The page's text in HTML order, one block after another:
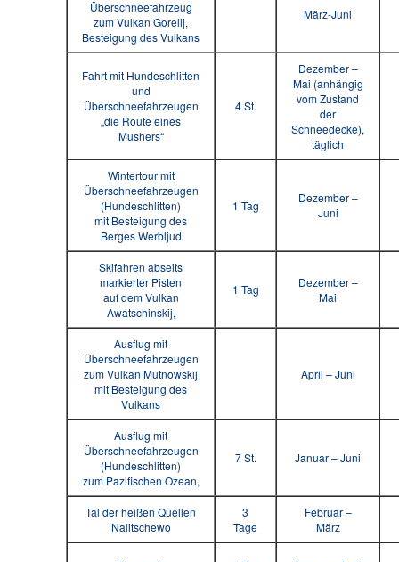
Überschneefahrzeug
zum Vulkan Gorelij,
Besteigung des Vulkans
März-Juni
Fahrt mit Hundeschlitten
und
Überschneefahrzeugen
„die Route eines
Mushers“
4 St.
Dezember –
Mai (anhängig
vom Zustand
der
Schneedecke),
täglich
Wintertour mit
Überschneefahrzeugen
(Hundeschlitten)
mit Besteigung des
Berges Werbljud
1 Tag
Dezember –
Juni
Skifahren abseits
markierter Pisten
auf dem Vulkan
Awatschinskij,
1 Tag
Dezember –
Mai
Ausflug mit
Überschneefahrzeugen
zum Vulkan Mutnowskij
mit Besteigung des
Vulkans
April – Juni
Ausflug mit
Überschneefahrzeugen
(Hundeschlitten)
zum Pazifischen Ozean,
7 St. Januar – Juni
Tal der heißen Quellen
Nalitschewo
3
Tage
Februar –
März